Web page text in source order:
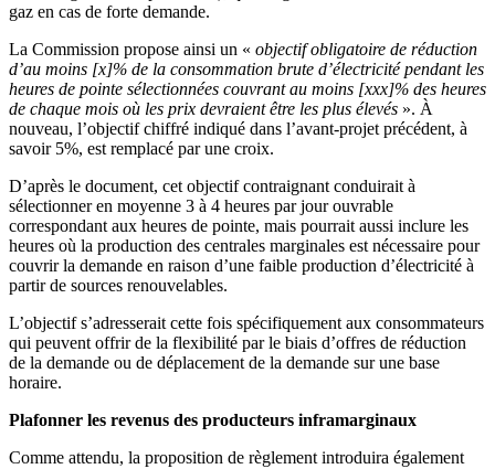
gaz en cas de forte demande.
La Commission propose ainsi un « objectif obligatoire de réduction
d’au moins [x]% de la consommation brute d’électricité pendant les
heures de pointe sélectionnées couvrant au moins [xxx]% des heures
de chaque mois où les prix devraient être les plus élevés ». À
nouveau, l’objectif chiffré indiqué dans l’avant-projet précédent, à
savoir 5%, est remplacé par une croix.
D’après le document, cet objectif contraignant conduirait à
sélectionner en moyenne 3 à 4 heures par jour ouvrable
correspondant aux heures de pointe, mais pourrait aussi inclure les
heures où la production des centrales marginales est nécessaire pour
couvrir la demande en raison d’une faible production d’électricité à
partir de sources renouvelables.
L’objectif s’adresserait cette fois spécifiquement aux consommateurs
qui peuvent offrir de la flexibilité par le biais d’offres de réduction
de la demande ou de déplacement de la demande sur une base
horaire.
Plafonner les revenus des producteurs inframarginaux
Comme attendu, la proposition de règlement introduira également